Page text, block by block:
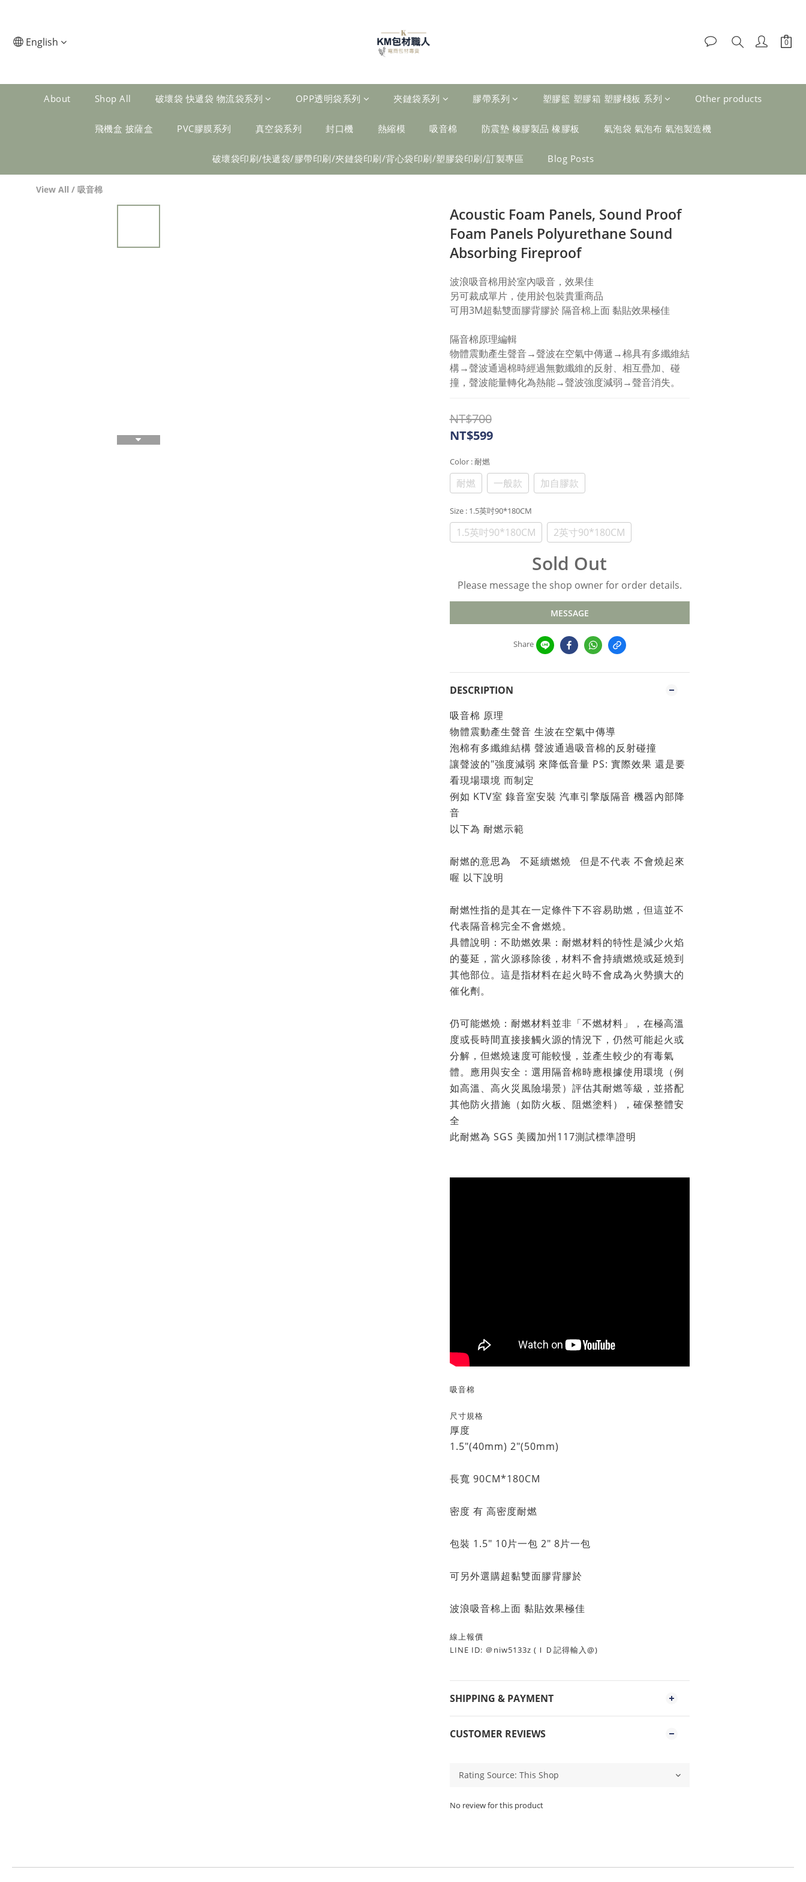
English
About Shop All 破壞袋 快遞袋 物流袋系列 OPP透明袋系列 夾鏈袋系列 膠帶系列 塑膠籃 塑膠箱 塑膠棧板 系列 Other products
飛機盒 披薩盒 PVC膠膜系列 真空袋系列 封口機 熱縮模 吸音棉 防震墊 橡膠製品 橡膠板 氣泡袋 氣泡布 氣泡製造機
破壞袋印刷/快遞袋/膠帶印刷/夾鏈袋印刷/背心袋印刷/塑膠袋印刷/訂製專區 Blog Posts
View All / 吸音棉
Acoustic Foam Panels, Sound Proof
Foam Panels Polyurethane Sound
Absorbing Fireproof
波浪吸音棉用於室內吸音，效果佳
另可裁成單片，使用於包裝貴重商品
可用3M超黏雙面膠背膠於 隔音棉上面 黏貼效果極佳
隔音棉原理編輯
物體震動產生聲音→聲波在空氣中傳遞→棉具有多纖維結
構→聲波通過棉時經過無數纖維的反射、相互疊加、碰
撞，聲波能量轉化為熱能→聲波強度減弱→聲音消失。
NT$700
NT$599
Color : 耐燃
耐燃 一般款 加自膠款
Size : 1.5英吋90*180CM
1.5英吋90*180CM 2英寸90*180CM
Sold Out
Please message the shop owner for order details.
MESSAGE
Share
DESCRIPTION
吸音棉 原理
物體震動產生聲音 生波在空氣中傳導
泡棉有多纖維結構 聲波通過吸音棉的反射碰撞
讓聲波的"強度減弱 來降低音量 PS: 實際效果 還是要
看現場環境 而制定
例如 KTV室 錄音室安裝 汽車引擎版隔音 機器內部降
音
以下為 耐燃示範
耐燃的意思為 不延續燃燒 但是不代表 不會燒起來
喔 以下說明
耐燃性指的是其在一定條件下不容易助燃，但這並不
代表隔音棉完全不會燃燒。
具體說明：不助燃效果：耐燃材料的特性是減少火焰
的蔓延，當火源移除後，材料不會持續燃燒或延燒到
其他部位。這是指材料在起火時不會成為火勢擴大的
催化劑。
仍可能燃燒：耐燃材料並非「不燃材料」，在極高溫
度或長時間直接接觸火源的情況下，仍然可能起火或
分解，但燃燒速度可能較慢，並產生較少的有毒氣
體。應用與安全：選用隔音棉時應根據使用環境（例
如高溫、高火災風險場景）評估其耐燃等級，並搭配
其他防火措施（如防火板、阻燃塗料），確保整體安
全
此耐燃為 SGS 美國加州117測試標準證明
吸音棉
尺寸規格
厚度
1.5"(40mm) 2"(50mm)
長寬 90CM*180CM
密度 有 高密度耐燃
包裝 1.5" 10片一包 2" 8片一包
可另外選購超黏雙面膠背膠於
波浪吸音棉上面 黏貼效果極佳
線上報價
LINE ID: ＠niw5133z (ＩＤ記得輸入@)
SHIPPING & PAYMENT
CUSTOMER REVIEWS
No review for this product